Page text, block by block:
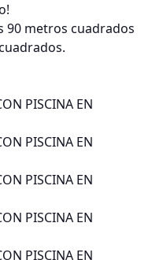
90 metros cuadrados